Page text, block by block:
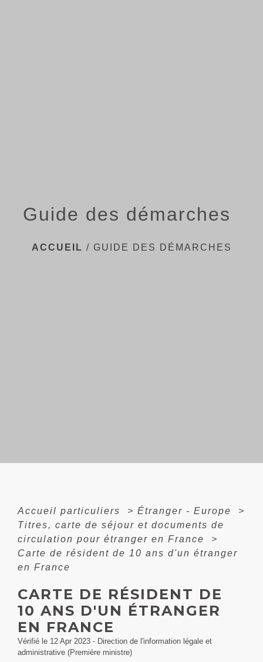
Guide des démarches
ACCUEIL / GUIDE DES DÉMARCHES
Accueil particuliers > Étranger - Europe
>
Titres, carte de séjour et documents de
circulation pour étranger en France
>
Carte de résident de 10 ans d'un étranger
en France
CARTE DE RÉSIDENT DE
10 ANS D'UN ÉTRANGER
EN FRANCE
Vérifié le 12 Apr 2023 - Direction de l'information légale et
administrative (Première ministre)